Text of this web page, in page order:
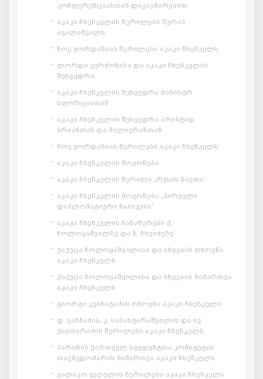
კონფერენციასთან დაკავშირებით
აკაკი ჩხენკელის წერილები ზურაბ
ავალიშვილს
ნოე ჟორდანიას წერილები აკაკი ჩხენკელს
ლორდი კერძონისა და აკაკი ჩხენკელის
შეხვედრა
აკაკი ჩხენკელის შეხვედრა მინისტრ
სფორცასთან
აკაკი ჩხენკელის შეხვედრა არისტიდ
ბრიანთან და მილიერანთან
ნოე ჟორდანიას წერილები აკაკი ჩხენკელს
აკაკი ჩხენკელის მოგონება
აკაკი ჩხენკელის წერილი „რუსის ნავთი“
აკაკი ჩხენკელის მოგონება „პირველი
დიპლომატიური ნაბიჯები“
აკაკი ჩხენკელის ჩანაწერები ქ.
ჩოლოყაშვილზე და ნ. ჩხეიძეზე
ქაქუცა ჩოლოყაშვილისა და სხვების თხოვნა
აკაკი ჩხენკელს
ქაქუცა ჩოლოყაშვილისა და სხვების მიმართვა
აკაკი ჩხენკელს
გიორგი კვინიტაძის თხოვნა აკაკი ჩხენკელს
დ. ვაჩნაძის, კ. საბახტარაშვილის და ივ.
ქავთარაძის წერილები აკაკი ჩხენკელს
პარიზის ქართველ სტუდენტთა კომიტეტის
თავმჯდომარის მიმართვა აკაკი ჩხენკელს
ვალიკო ჯუღელის წერილები აკაკი ჩხენკელს